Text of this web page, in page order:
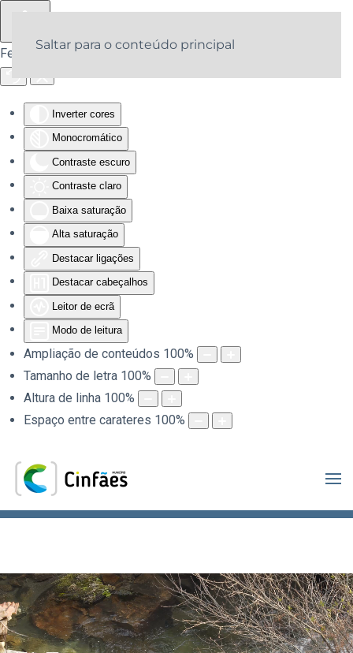
Ferramentas de acessibilidade
Inverter cores
Monocromático
Contraste escuro
Contraste claro
Baixa saturação
Alta saturação
Destacar ligações
Destacar cabeçalhos
Leitor de ecrã
Modo de leitura
Ampliação de conteúdos 100%
Tamanho de letra 100%
Altura de linha 100%
Espaço entre carateres 100%
Saltar para o conteúdo principal
.